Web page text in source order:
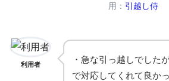
用： 引越し侍
利用者
・急な引っ越しでした
で対応してくれて良か